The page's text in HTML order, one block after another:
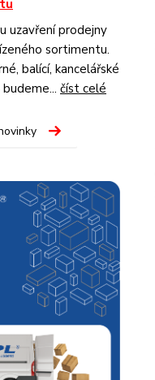
uzavření prodejny
sortimentu.
balící, kancelářské
číst celé